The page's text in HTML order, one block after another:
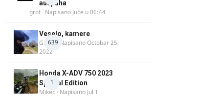
auspuha
grof· Napisano Juče u 06:44
639
Veselo, kamere
GR 46· NapisanoOctobar 25,
2022
1
Honda X-ADV 750 2023
Special Edition
Mikec · Napisano Jul 1